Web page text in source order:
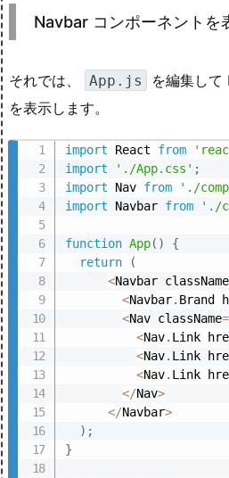
Navbar コンポーネントを
それでは、 App.js
を編集して
を表示します。
import React from
import
'./App.css' ;
import Nav from './
import Navbar from './
function App( )
{
return
(
<Navbar className
<Navbar. Brand
<Nav className=
<Nav. Link
<Nav. Link
<Nav. Link
</Nav>
</Navbar>
) ;
}